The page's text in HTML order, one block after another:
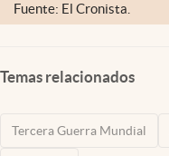
Fuente: El Cronista.
Temas relacionados
Tercera Guerra Mundial